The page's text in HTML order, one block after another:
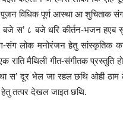
विधिक पूर्ण आस्था आ शुचिताक
स’ ८ बजे धरि कीर्तन-भजन हएब
लोक मनोरंजन हेतु सांस्कृतिक
एक राति मैथिली गीत-संगीतक
स’ दूर भेल जा रहल छथि ओही
हेतु तत्पर देखल जाइत छथि.